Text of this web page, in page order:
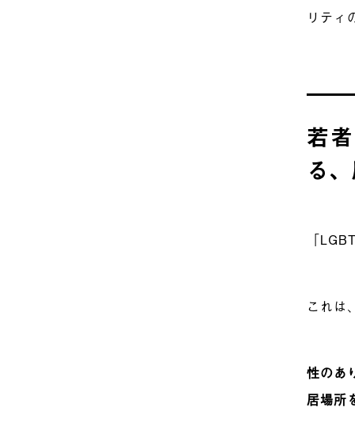
リティ
若
る
「
これは
性のあ
居場所